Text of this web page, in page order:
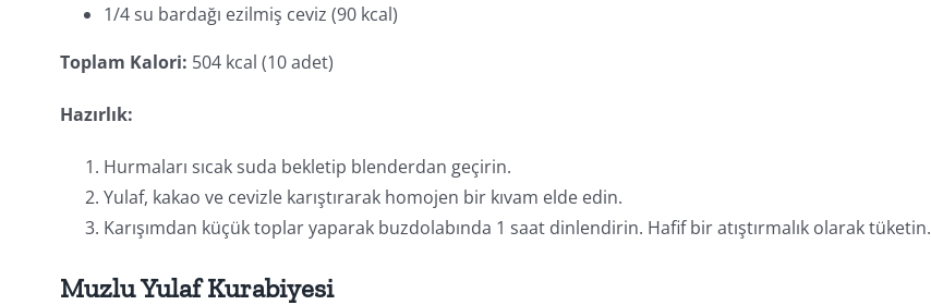
1/4 su bardağı ezilmiş ceviz (90 kcal)
Toplam Kalori: 504 kcal (10 adet)
Hazırlık:
Hurmaları sıcak suda bekletip blenderdan geçirin.
Yulaf, kakao ve cevizle karıştırarak homojen bir kıvam elde edin.
Karışımdan küçük toplar yaparak buzdolabında 1 saat dinlendirin. Hafif bir atıştırmalık olarak tüketin.
Muzlu Yulaf Kurabiyesi